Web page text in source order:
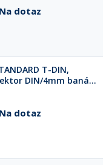
Na dotaz
T-DIN,
DIN/4mm banán
Na dotaz